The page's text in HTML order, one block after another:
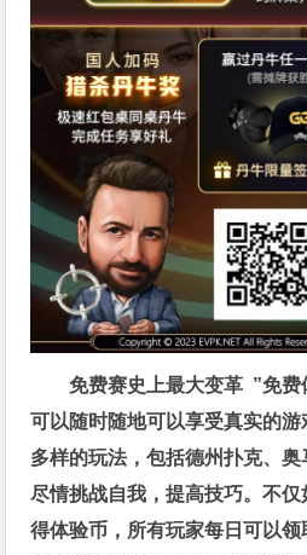
免费赛史上最大变革 ”免费
可以随时随地可以享受真实的
多样的玩法，包括德州扑克、
尽情挑战自我，提高技巧。不仅
得体验币，所有玩家每日可以